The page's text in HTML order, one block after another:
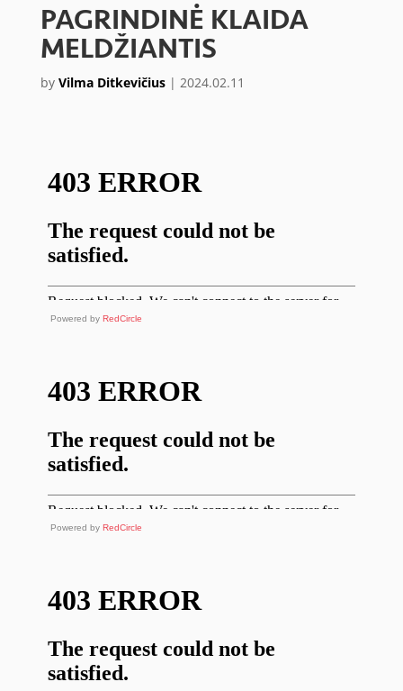
PAGRINDINĖ KLAIDA
MELDŽIANTIS
by Vilma Ditkevičius| 2024.02.11
Powered by RedCircle
Powered by RedCircle